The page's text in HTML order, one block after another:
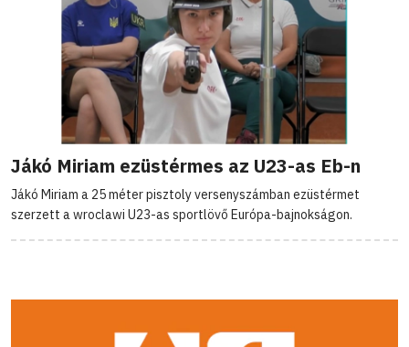
Jákó Miriam ezüstérmes az U23-as Eb-n
Jákó Miriam a 25 méter pisztoly versenyszámban ezüstérmet
szerzett a wroclawi U23-as sportlövő Európa-bajnokságon.